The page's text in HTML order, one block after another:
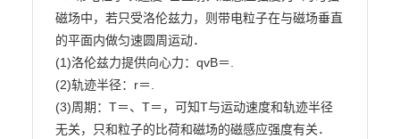
磁场中，若只受洛伦兹力，则带电粒子在与磁场垂直
的平面内做匀速圆周运动．
(1)洛伦兹力提供向心力：qvB＝.
(2)轨迹半径：r＝.
(3)周期：T＝、T＝，可知T与运动速度和轨迹半径
无关，只和粒子的比荷和磁场的磁感应强度有关．